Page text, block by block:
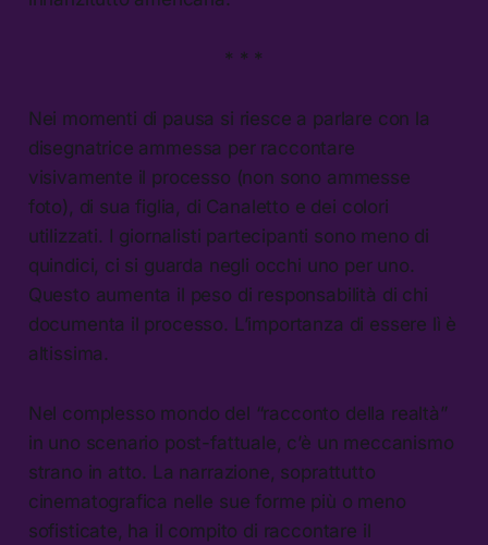
* * *
Nei momenti di pausa si riesce a parlare con la
disegnatrice ammessa per raccontare
visivamente il processo (non sono ammesse
foto), di sua figlia, di Canaletto e dei colori
utilizzati. I giornalisti partecipanti sono meno di
quindici, ci si guarda negli occhi uno per uno.
Questo aumenta il peso di responsabilità di chi
documenta il processo. L’importanza di essere lì è
altissima.
Nel complesso mondo del “racconto della realtà”
in uno scenario post-fattuale, c’è un meccanismo
strano in atto. La narrazione, soprattutto
cinematografica nelle sue forme più o meno
sofisticate, ha il compito di raccontare il